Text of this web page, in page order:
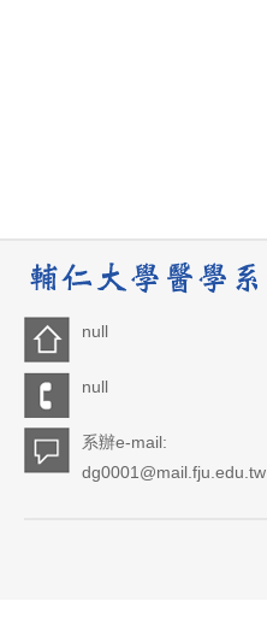
null
null
系辦e-mail:
dg0001@mail.fju.edu.tw